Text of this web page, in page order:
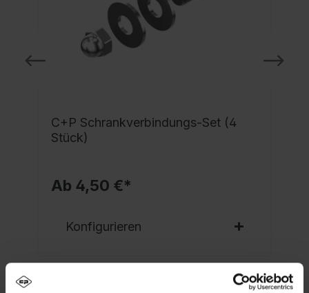
C+P Schrankverbindungs-Set (4
Stück)
Ab 4,50 €*
Konfigurieren